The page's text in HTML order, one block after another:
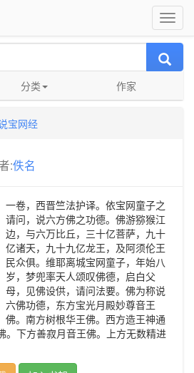
分类 作家
宝网经
:佚名
一卷，西晋竺法护译。依宝网童子之
请问，说六方佛之功德。佛游猕猴江
边，与六万比丘，三十亿菩萨，九十
亿诸天，九十九亿龙王，及阿须伦王
民众俱。维耶离城宝网童子，年始八
岁，梦兜率天人颂叹佛德，启白父
母，见佛设供，请问法要。佛为称说
六佛功德，东方宝光月殿妙尊音王
佛。南方树根华王佛。西方造王神通
。下方善寂月音王佛。上方无数精进